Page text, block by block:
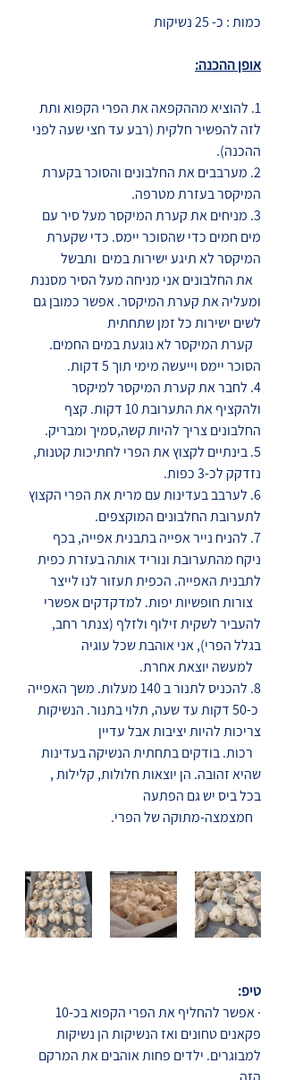
כמות : כ- 25 נשיקות
אופן ההכנה:
1. להוציא מההקפאה את הפרי הקפוא ותת
לזה להפשיר חלקית (רבע עד חצי שעה לפני
ההכנה).
2. מערבבים את החלבונים והסוכר בקערת
המיקסר בעזרת מטרפה.
3. מניחים את קערת המיקסר מעל סיר עם
מים חמים כדי שהסוכר יימס. כדי שקערת
המיקסר לא תיגע ישירות במים  ותבשל
   את החלבונים אני מניחה מעל הסיר מסננת
ומעליה את קערת המיקסר. אפשר כמובן גם
לשים ישירות כל זמן שתחתית
   קערת המיקסר לא נוגעת במים החמים.
הסוכר יימס וייעשה מימי תוך 5 דקות.
4. לחבר את קערת המיקסר למיקסר
ולהקציף את התערובת 10 דקות. קצף
החלבונים צריך להיות קשה,סמיך ומבריק.
5. בינתיים לקצוץ את הפרי לחתיכות קטנות,
נזדקק לכ-3 כפות.
6. לערבב בעדינות עם מרית את הפרי הקצוץ
לתערובת החלבונים המוקצפים.
7. להניח נייר אפייה בתבנית אפייה, בכף
ניקח מהתערובת ונוריד אותה בעזרת כפית
לתבנית האפייה. הכפית תעזור לנו לייצר
   צורות חופשיות יפות. למדקדקים אפשרי
להעביר לשקית זילוף ולזלף (צנתר רחב,
בגלל הפרי), אני אוהבת שכל עוגיה
8. להכניס לתנור ב 140 מעלות. משך האפייה
כ-50 דקות עד שעה, תלוי בתנור. הנשיקות
צריכות להיות יציבות אבל עדיין
   רכות. בודקים בתחתית הנשיקה בעדינות
שהיא זהובה. הן יוצאות חלולות, קלילות ,
בכל ביס יש גם הפתעה
טיפ:
·
פקאנים טחונים ואז הנשיקות הן נשיקות
למבוגרים. ילדים פחות אוהבים את המרקם